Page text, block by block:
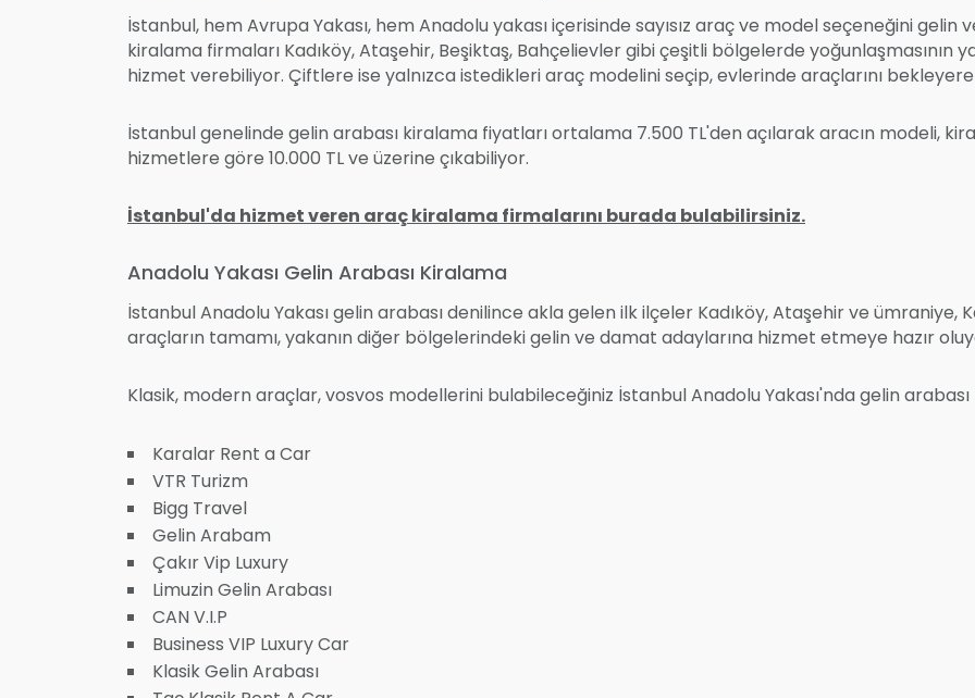
İstanbul, hem Avrupa Yakası, hem Anadolu yakası içerisinde sayısız araç ve model seçeneğini gelin
kiralama firmaları Kadıköy, Ataşehir, Beşiktaş, Bahçelievler gibi çeşitli bölgelerde yoğunlaşmasının
hizmet verebiliyor. Çiftlere ise yalnızca istedikleri araç modelini seçip, evlerinde araçlarını
İstanbul genelinde gelin arabası kiralama fiyatları ortalama 7.500 TL'den açılarak aracın modeli,
hizmetlere göre 10.000 TL ve üzerine çıkabiliyor.
İstanbul'da hizmet veren araç kiralama firmalarını burada bulabilirsiniz.
Anadolu Yakası Gelin Arabası Kiralama
İstanbul Anadolu Yakası gelin arabası denilince akla gelen ilk ilçeler Kadıköy, Ataşehir ve ümraniye,
araçların tamamı, yakanın diğer bölgelerindeki gelin ve damat adaylarına hizmet etmeye hazır
Klasik, modern araçlar, vosvos modellerini bulabileceğiniz İstanbul Anadolu Yakası'nda gelin
Karalar Rent a Car
VTR Turizm
Bigg Travel
Gelin Arabam
Çakır Vip Luxury
Limuzin Gelin Arabası
CAN V.I.P
Business VIP Luxury Car
Klasik Gelin Arabası